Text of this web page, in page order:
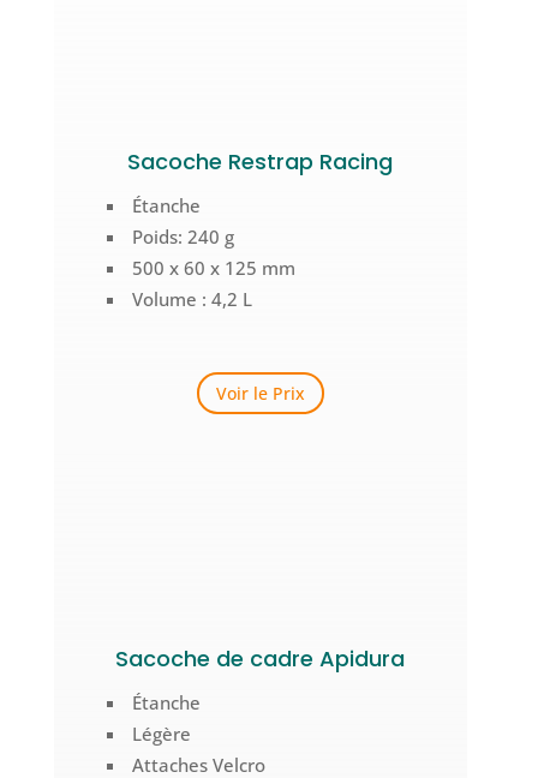
Sacoche Restrap Racing
Étanche
Poids: 240 g
500 x 60 x 125 mm
Volume : 4,2 L
Voir le Prix
Sacoche de cadre Apidura
Étanche
Légère
Attaches Velcro